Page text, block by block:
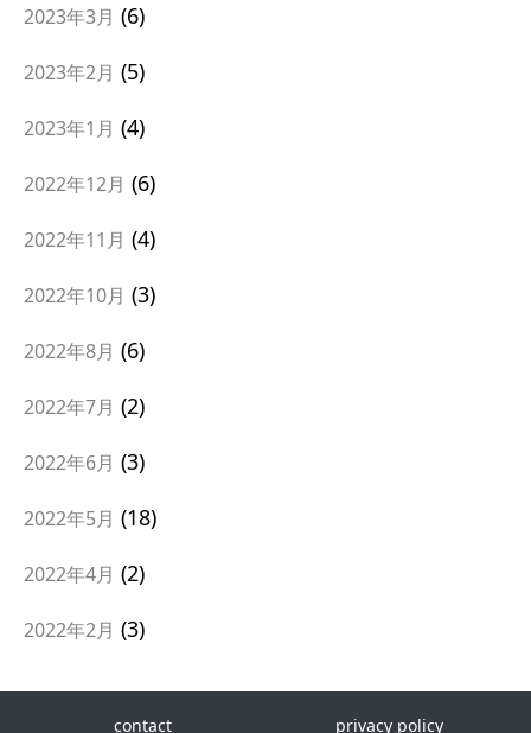
2023年3月 6
2023年2月 5
2023年1月 4
2022年12月 6
2022年11月 4
2022年10月 3
2022年8月 6
2022年7月 2
2022年6月 3
2022年5月 18
2022年4月 2
2022年2月 3
contact privacy policy